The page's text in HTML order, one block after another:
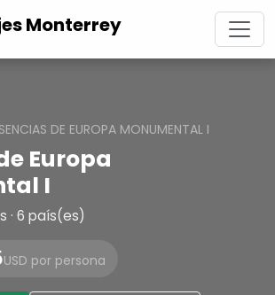
DE EUROPA MONUMENTAL I
Europa
I
· 6 país(es)
USD por persona